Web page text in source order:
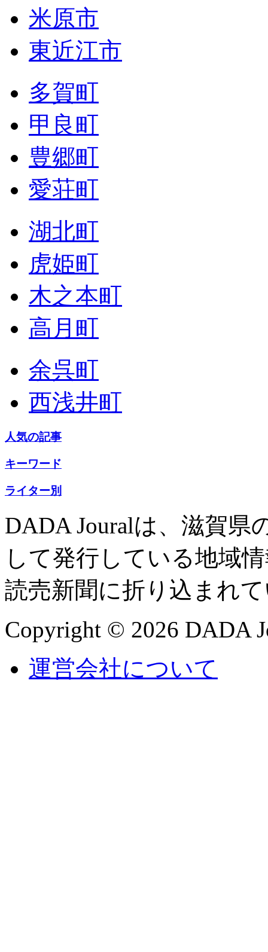
米原市
東近江市
多賀町
甲良町
豊郷町
愛荘町
湖北町
虎姫町
木之本町
高月町
余呉町
西浅井町
人気の記事
キーワード
ライター別
DADA Jouralは、滋賀県
して発行している地域
読売新聞に折り込まれ
Copyright © 2026 DADA
運営会社について